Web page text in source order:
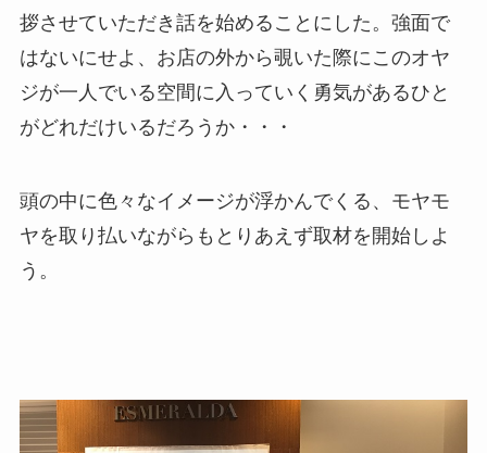
拶させていただき話を始めることにした。強面で
はないにせよ、お店の外から覗いた際にこのオヤ
ジが一人でいる空間に入っていく勇気があるひと
がどれだけいるだろうか・・・
頭の中に色々なイメージが浮かんでくる、モヤモ
ヤを取り払いながらもとりあえず取材を開始しよ
う。